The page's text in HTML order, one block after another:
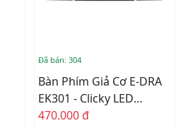
Đã bán: 304
Bàn Phím Giả Cơ E-DRA
EK301 - Clicky LED
Rainbows USB
470.000 đ